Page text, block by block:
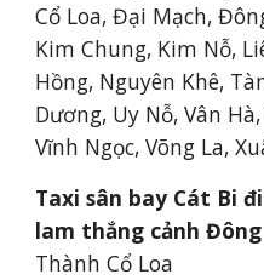
Cổ Loa, Đại Mạch,
Kim Chung, Kim Nỗ,
Hồng, Nguyên Khê,
Dương, Uy Nỗ, Vân
Vĩnh Ngọc, Võng La,
Taxi sân bay Cát Bi
lam thắng cảnh
Thành Cổ Loa